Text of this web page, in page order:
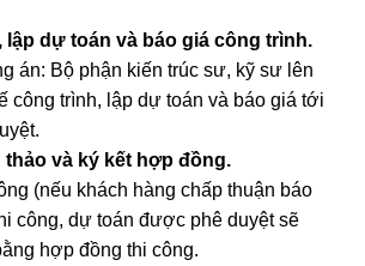
lập dự toán và báo giá công trình.
án: Bộ phận kiến trúc sư, kỹ sư lên
công trình, lập dự toán và báo giá tới
và ký kết hợp đồng.
(nếu khách hàng chấp thuận báo
công, dự toán được phê duyệt sẽ
hợp đồng thi công.